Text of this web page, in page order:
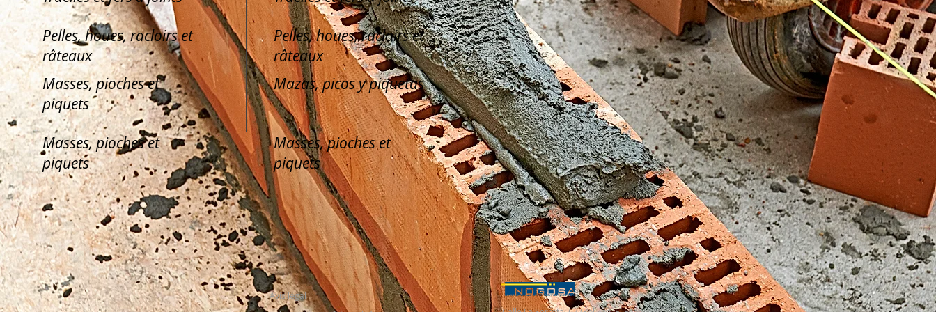
Pelles, houes, racloirs et
râteaux
Pelles, houes, racloirs et
râteaux
Masses, pioches et
piquets
Mazas, picos y piquetas
Masses, pioches et
piquets
Masses, pioches et
piquets
Avis légal